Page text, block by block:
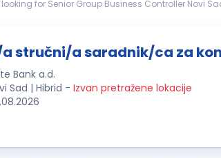
Senior Group Business Controller Novi Sad YOUR TASKS: Global Budgeting & ForecastingAssist global
stručni/a saradnik/ca za
Bank a.d.
Sad | Hibrid - Izvan pretražene lokacije